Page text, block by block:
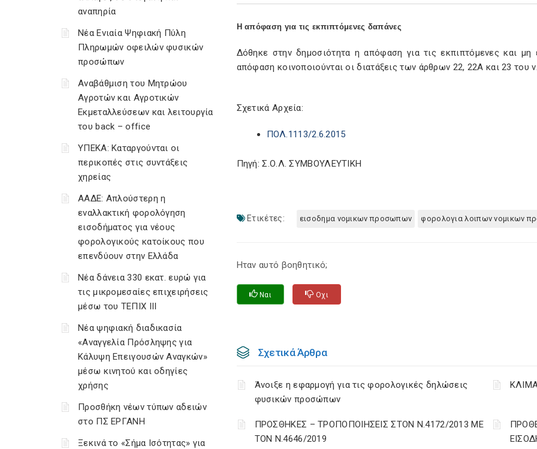
αναπηρία
Νέα Ενιαία Ψηφιακή Πύλη
Πληρωμών οφειλών φυσικών
προσώπων
Αναβάθμιση του Μητρώου
Αγροτών και Αγροτικών
Εκμεταλλεύσεων και λειτουργία
του back – office
ΥΠΕΚΑ: Καταργούνται οι
περικοπές στις συντάξεις
χηρείας
ΑΑΔΕ: Απλούστερη η
εναλλακτική φορολόγηση
εισοδήματος για νέους
φορολογικούς κατοίκους που
επενδύουν στην Ελλάδα
Νέα δάνεια 330 εκατ. ευρώ για
τις μικρομεσαίες επιχειρήσεις
μέσω του ΤΕΠΙΧ ΙΙΙ
Νέα ψηφιακή διαδικασία
«Αναγγελία Πρόσληψης για
Κάλυψη Επειγουσών Αναγκών»
μέσω κινητού και οδηγίες
χρήσης
Προσθήκη νέων τύπων αδειών
στο ΠΣ ΕΡΓΑΝΗ
Ξεκινά το «Σήμα Ισότητας» για
Η απόφαση για τις εκπιπτόμενες δαπάνες
Δόθηκε στην δημοσιότητα η απόφαση για τις εκπιπτόμενες και
απόφαση κοινοποιούνται οι διατάξεις των άρθρων 22, 22Α και 23 του
Σχετικά Αρχεία:
ΠΟΛ.1113/2.6.2015
Πηγή: Σ.Ο.Λ. ΣΥΜΒΟΥΛΕΥΤΙΚΗ
Ετικέτες: εισοδημα νομικων προσωπων φορολογια λοιπων νομικων
Ηταν αυτό βοηθητικό;
Ναι Οχι
Σχετικά Άρθρα
Άνοιξε η εφαρμογή για τις φορολογικές δηλώσεις
φυσικών προσώπων
ΠΡΟΣΘΗΚΕΣ – ΤΡΟΠΟΠΟΙΗΣΕΙΣ ΣΤΟΝ Ν.4172/2013 ΜΕ
ΤΟΝ Ν.4646/2019